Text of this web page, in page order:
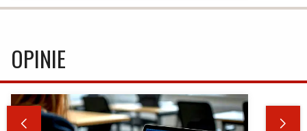
OPINIE
 